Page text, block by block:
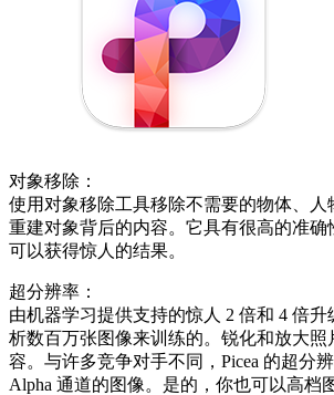
对象移除：
使用对象移除工具移除不需要的物体、人
重建对象背后的内容。它具有很高的准确
可以获得惊人的结果。
超分辨率：
由机器学习提供支持的惊人 2 倍和 4 倍
析数百万张图像来训练的。锐化和放大照
容。与许多竞争对手不同，Picea 的超分
Alpha 通道的图像。是的，你也可以高档